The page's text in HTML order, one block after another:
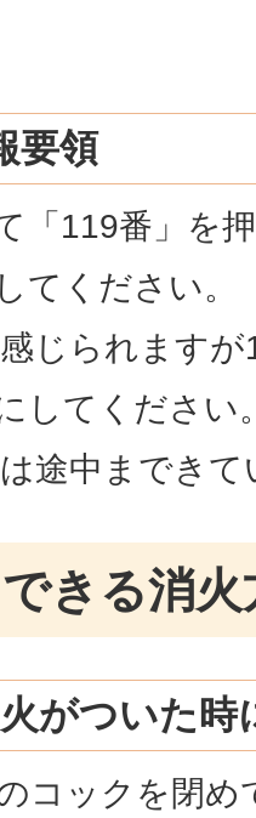
要領
「119番」を
てください。
じられます
してください
途中まできて
きる消火
がついた
コックを閉め